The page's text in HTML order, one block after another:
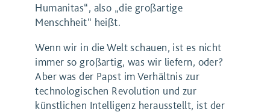
Humanitas“, also „die großartige
Menschheit“ heißt.
Wenn wir in die Welt schauen, ist es nicht
immer so großartig, was wir liefern, oder?
Aber was der Papst im Verhältnis zur
technologischen Revolution und zur
künstlichen Intelligenz herausstellt, ist der